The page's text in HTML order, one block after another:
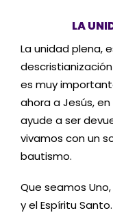
LA
La unidad plena,
es muy
ahora a Jesús,
ayude a ser
vivamos con un
bautismo.
Que seamos
y el Espíritu